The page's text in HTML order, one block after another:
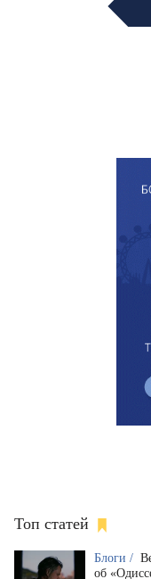
Топ статей
Блоги /
об